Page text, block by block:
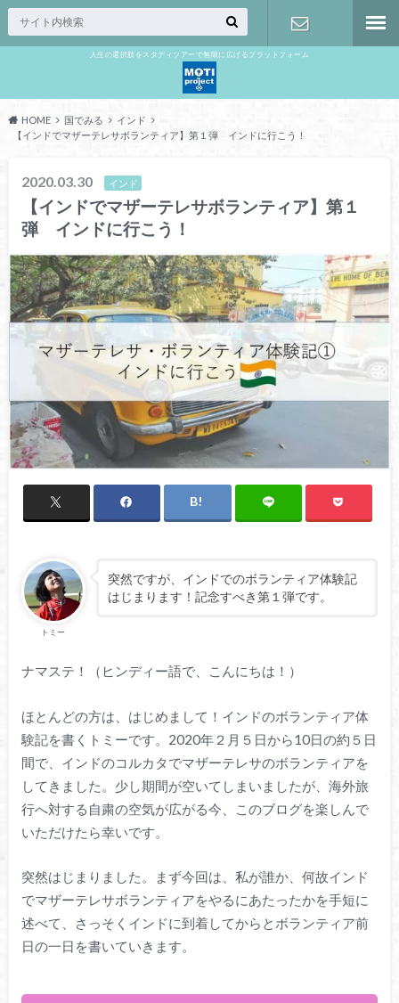
人生の選択肢をスタディツアーで無限に広げるプラットフォーム
HOME 国でみる
インド
【インドでマザーテレサボランティア】第１弾 インドに行こう！
2020.03.30 インド
【インドでマザーテレサボランティア】第１
弾 インドに行こう！
トミー
突然ですが、インドでのボランティア体験記
はじまります！記念すべき第１弾です。
ナマステ！（ヒンディー語で、こんにちは！）
ほとんどの方は、はじめまして！インドのボランティア体
験記を書くトミーです。2020年２月５日から10日の約５日
間で、インドのコルカタでマザーテレサのボランティアを
してきました。少し期間が空いてしまいましたが、海外旅
行へ対する自粛の空気が広がる今、このブログを楽しんで
いただけたら幸いです。
突然はじまりました。まず今回は、私が誰か、何故インド
でマザーテレサボランティアをやるにあたったかを手短に
述べて、さっそくインドに到着してからとボランティア前
日の一日を書いていきます。